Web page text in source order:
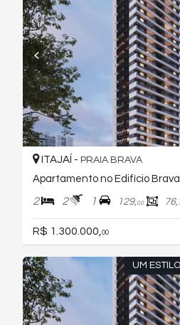
ITAJAÍ - PRAIA BRAVA
Apartamento no Edifício
2 2 1 129,00 76,
R$ 1.300.000, 00
UM